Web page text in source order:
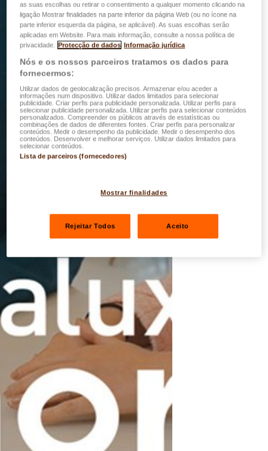
as suas escolhas ou retirar o consentimento a qualquer momento clicando na
ligação Mostrar finalidades na parte inferior da página Web (ou no ícone na
parte inferior esquerda da página, se aplicável). As suas escolhas serão
aplicadas em Website. Para mais informação, consulte a nossa política de
privacidade.
Protecção de dados Informação jurídica
Nós e os nossos parceiros tratamos os dados para
fornecermos:
Utilizar dados de geolocalização precisos. Armazenar e/ou aceder a
informações num dispositivo. Utilizar dados limitados para selecionar
publicidade. Criar perfis para publicidade personalizada. Utilizar perfis para
selecionar publicidade personalizada. Utilizar perfis para selecionar conteúdos
personalizados. Compreender os públicos através de estatísticas ou
combinações de dados de diferentes fontes. Criar perfis para personalizar
conteúdos. Medir o desempenho da publicidade. Medir o desempenho dos
conteúdos. Desenvolver e melhorar serviços. Utilizar dados limitados para
selecionar conteúdos.
Lista de parceiros (fornecedores)
Mostrar finalidades
Rejeitar Todos Aceito